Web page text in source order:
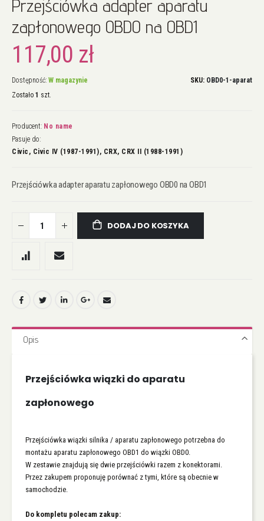
początek
galerii
Przejściówka adapter aparatu
zapłonowego OBD0 na OBD1
117,00 zł
Dostępność: W magazynie
Zostało 1 szt.
SKU OBD0-1-aparat
Producent: No name
Pasuje do:
Civic, Civic IV (1987-1991), CRX, CRX II (1988-1991)
Przejściówka adapter aparatu zapłonowego OBD0 na OBD1
DODAJ DO KOSZYKA
Opis
Przejściówka wiązki do aparatu
zapłonowego
Przejściówka wiązki silnika / aparatu zapłonowego potrzebna do
montażu aparatu zapłonowego OBD1 do wiązki OBD0.
W zestawie znajdują się dwie przejściówki razem z konektorami.
Przez zakupem proponuję porównać z tymi, które są obecnie w
samochodzie.
Do kompletu polecam zakup: